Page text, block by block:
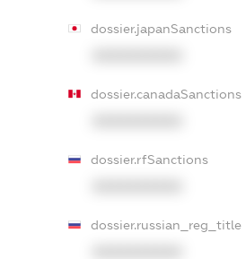
dossier.japanSanctions
dossier.canadaSanctions
dossier.rfSanctions
dossier.russian_reg_title